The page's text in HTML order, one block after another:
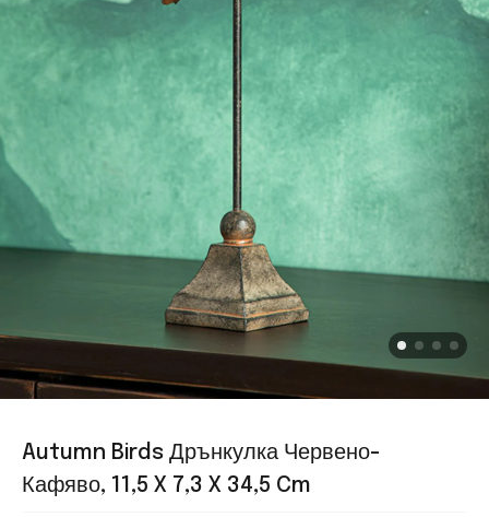
Autumn Birds Дрънкулка Червено-
Кафяво, 11,5 X 7,3 X 34,5 Cm